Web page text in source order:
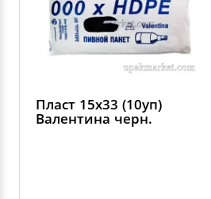
Пласт 15х33 (10уп)
Валентина черн.